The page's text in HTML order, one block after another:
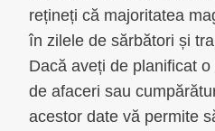
rețineți că majoritatea
în zilele de sărbători și
Dacă aveți de planificat
de afaceri sau
acestor date vă permite